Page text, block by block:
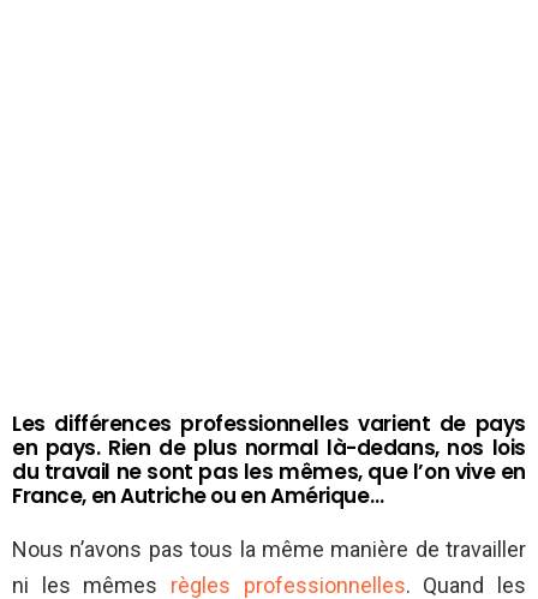
Les différences professionnelles varient de pays
en pays. Rien de plus normal là-dedans, nos lois
du travail ne sont pas les mêmes, que l’on vive en
France, en Autriche ou en Amérique…
Nous n’avons pas tous la même manière de travailler
ni les mêmes règles professionnelles. Quand les